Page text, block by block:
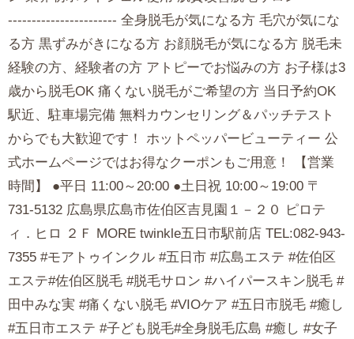
----------------------- 全身脱毛が気になる方 毛穴が気にな
る方 黒ずみがきになる方 お顔脱毛が気になる方 脱毛未
経験の方、経験者の方 アトピーでお悩みの方 お子様は3
歳から脱毛OK 痛くない脱毛がご希望の方 当日予約OK
駅近、駐車場完備 無料カウンセリング＆パッチテスト
からでも大歓迎です！ ホットペッパービューティー 公
式ホームページではお得なクーポンもご用意！ 【営業
時間】 ●平日 11:00～20:00 ●土日祝 10:00～19:00 〒
731-5132 広島県広島市佐伯区吉見園１－２０ ピロテ
ィ．ヒロ ２Ｆ MORE twinkle五日市駅前店 TEL:082-943-
7355 #モアトゥインクル #五日市 #広島エステ #佐伯区
エステ#佐伯区脱毛 #脱毛サロン #ハイパースキン脱毛 #
田中みな実 #痛くない脱毛 #VIOケア #五日市脱毛 #癒し
#五日市エステ #子ども脱毛#全身脱毛広島 #癒し #女子